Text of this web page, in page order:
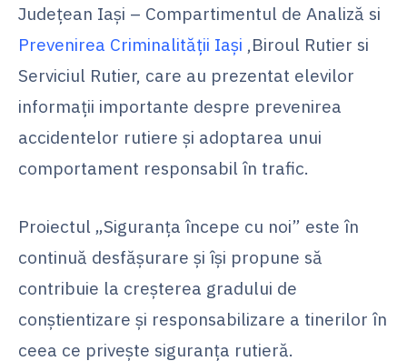
Județean Iași – Compartimentul de Analiză si
Prevenirea Criminalității Iași ,Biroul Rutier si
Serviciul Rutier, care au prezentat elevilor
informații importante despre prevenirea
accidentelor rutiere și adoptarea unui
comportament responsabil în trafic.
Proiectul „Siguranța începe cu noi” este în
continuă desfășurare și își propune să
contribuie la creșterea gradului de
conștientizare și responsabilizare a tinerilor în
ceea ce privește siguranța rutieră.